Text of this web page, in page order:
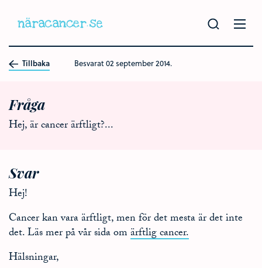
Tillbaka Besvarat02 september 2014.
Fråga
Hej, är cancer ärftligt?...
Svar
Hej!
Cancer kan vara ärftligt, men för det mesta är det inte
det. Läs mer på vår sida omärftlig cancer.
Hälsningar,